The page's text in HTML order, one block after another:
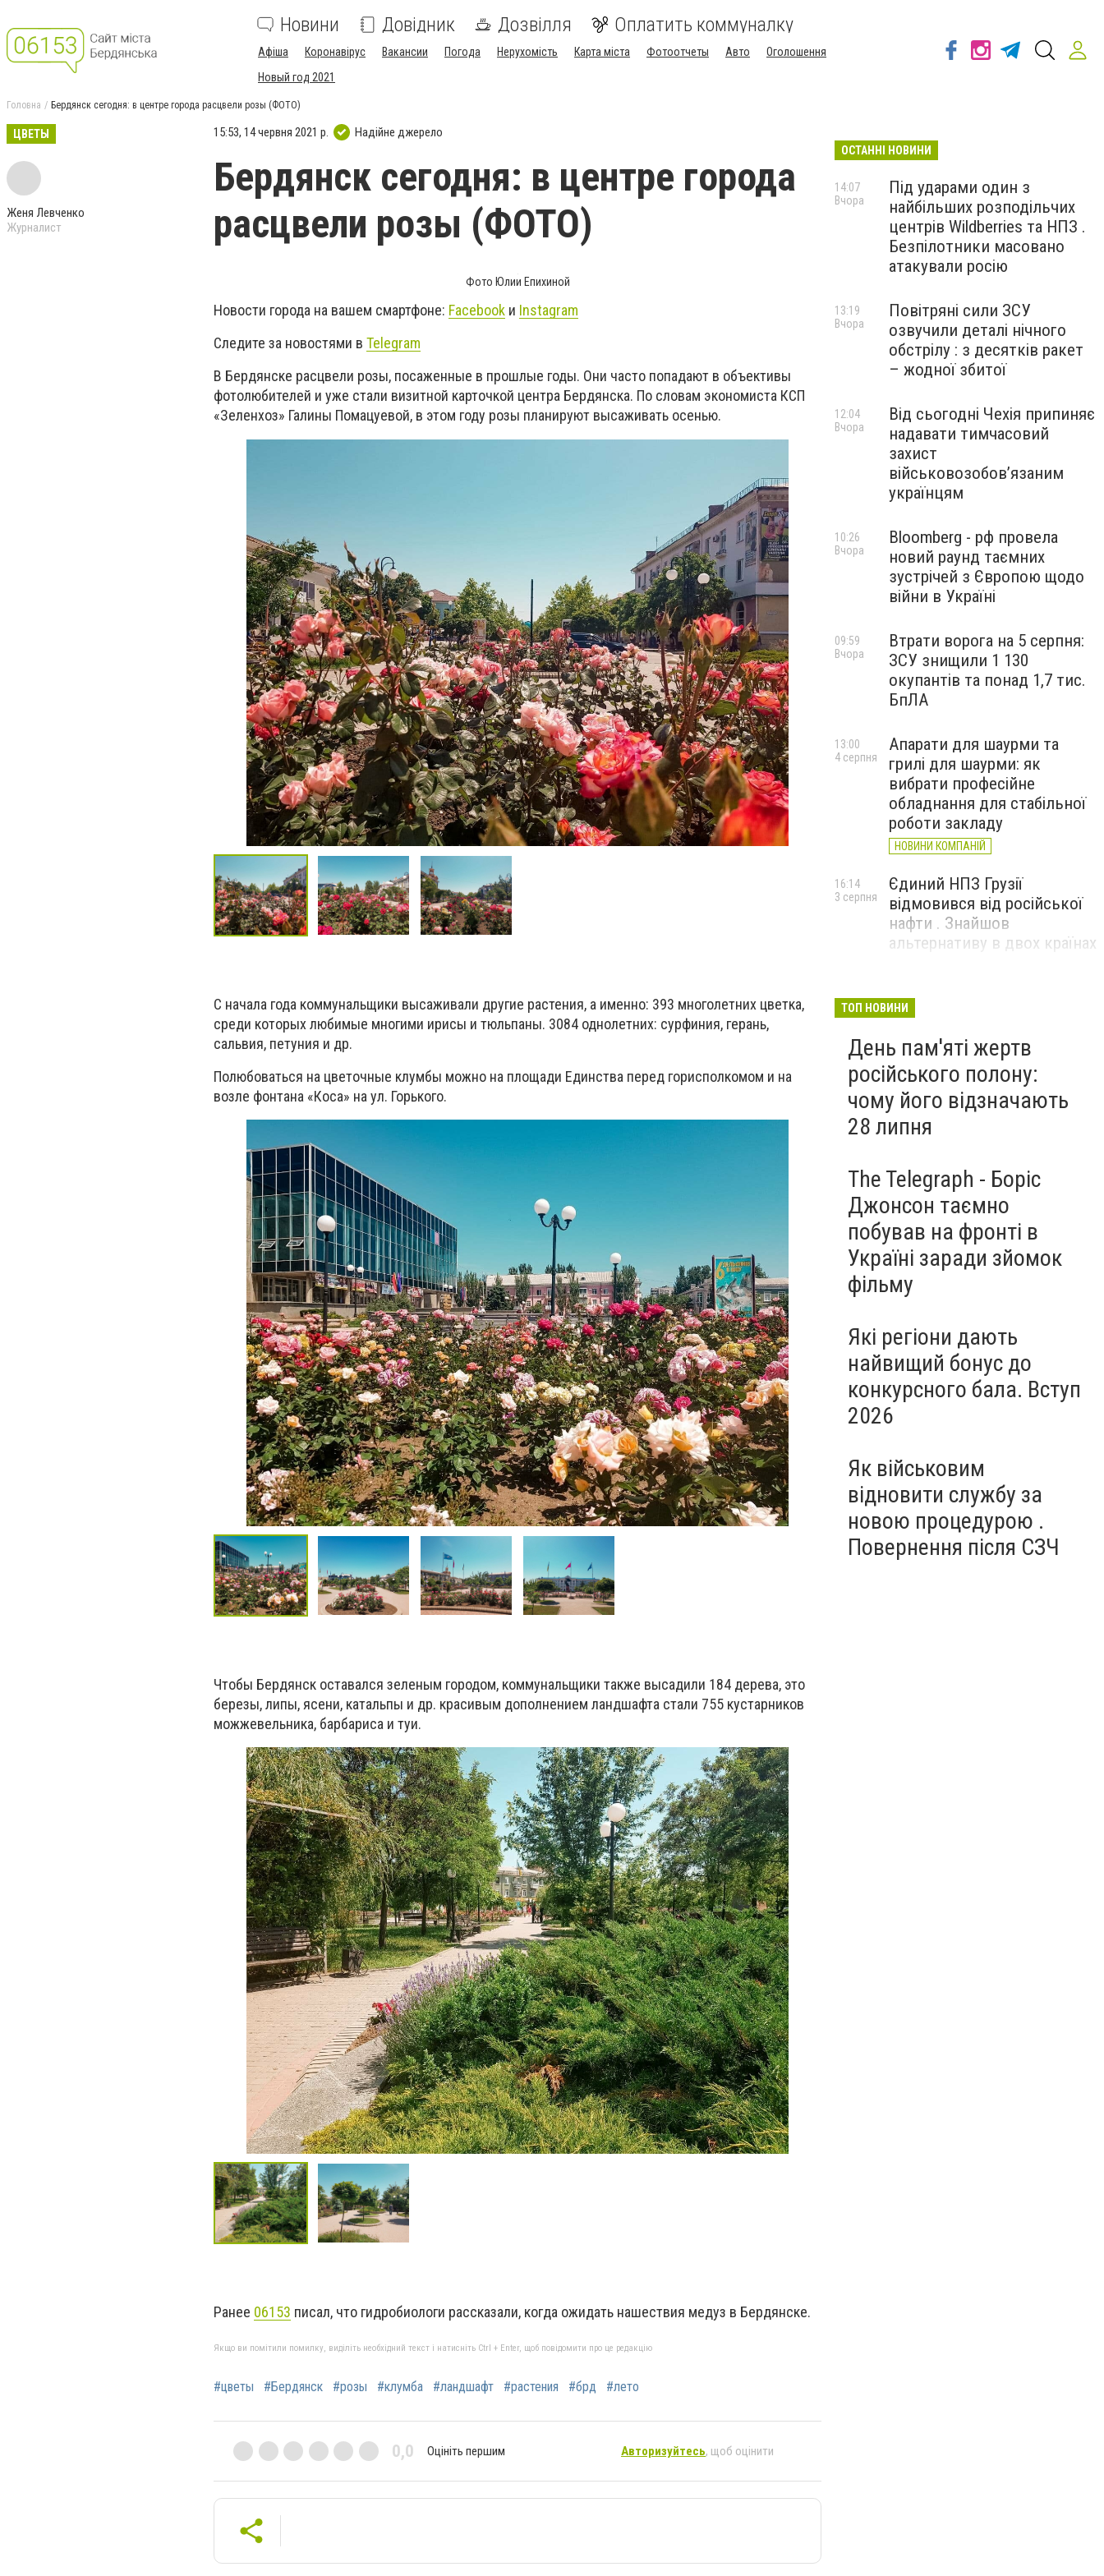
Новини Довідник Дозвілля Оплатить коммуналку
Афіша Коронавірус Вакансии Погода Нерухомість Карта міста Фотоотчеты Авто
Оголошення
Новый год 2021
Головна Бердянск сегодня: в центре города расцвели розы (ФОТО)
ЦВЕТЫ
Женя Левченко
Журналист
15:53, 14 червня 2021 р. Надійне джерело
Бердянск сегодня: в центре города
расцвели розы (ФОТО)
Фото Юлии Епихиной
Новости города на вашем смартфоне: Facebook и Instagram
Следите за новостями в Telegram
В Бердянске расцвели розы, посаженные в прошлые годы. Они часто попадают в объективы
фотолюбителей и уже стали визитной карточкой центра Бердянска. По словам экономиста КСП
«Зеленхоз» Галины Помацуевой, в этом году розы планируют высаживать осенью.
С начала года коммунальщики высаживали другие растения, а именно: 393 многолетних цветка,
среди которых любимые многими ирисы и тюльпаны. 3084 однолетних: сурфиния, герань,
сальвия, петуния и др.
Полюбоваться на цветочные клумбы можно на площади Единства перед горисполкомом и на
возле фонтана «Коса» на ул. Горького.
Чтобы Бердянск оставался зеленым городом, коммунальщики также высадили 184 дерева, это
березы, липы, ясени, катальпы и др. красивым дополнением ландшафта стали 755 кустарников
можжевельника, барбариса и туи.
Ранее 06153 писал, что гидробиологи рассказали, когда ожидать нашествия медуз в Бердянске.
Якщо ви помітили помилку, виділіть необхідний текст і натисніть Ctrl + Enter, щоб повідомити про це редакцію
#цветы #Бердянск #розы #клумба #ландшафт #растения #брд #лето
0,0 Оцініть першим Авторизуйтесь, щоб оцінити
ОСТАННІ НОВИНИ
Під ударами один з
найбільших розподільчих
центрів Wildberries та НПЗ .
Безпілотники масовано
атакували росію
14:07
Вчора
Повітряні сили ЗСУ
озвучили деталі нічного
обстрілу : з десятків ракет
– жодної збитої
13:19
Вчора
Від сьогодні Чехія припиняє
надавати тимчасовий
захист
військовозобов’язаним
українцям
12:04
Вчора
Bloomberg - рф провела
новий раунд таємних
зустрічей з Європою щодо
війни в Україні
10:26
Вчора
Втрати ворога на 5 серпня:
ЗСУ знищили 1 130
окупантів та понад 1,7 тис.
БпЛА
09:59
Вчора
Апарати для шаурми та
грилі для шаурми: як
вибрати професійне
обладнання для стабільної
роботи закладу
НОВИНИ КОМПАНІЙ
13:00
4 серпня
Єдиний НПЗ Грузії
відмовився від російської
нафти . Знайшов
альтернативу в двох країнах
16:14
3 серпня
ЗСУ на Wildberries . 200 млрд
рф
3 серпня
ТОП НОВИНИ
День пам'яті жертв
російського полону:
чому його відзначають
28 липня
The Telegraph - Боріс
Джонсон таємно
побував на фронті в
Україні заради зйомок
фільму
Які регіони дають
найвищий бонус до
конкурсного бала. Вступ
2026
Як військовим
відновити службу за
новою процедурою .
Повернення після СЗЧ